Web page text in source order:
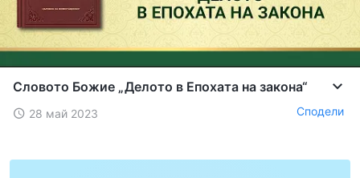
Словото Божие „Делото в Епохата на закона“
28 май 2023 Сподели